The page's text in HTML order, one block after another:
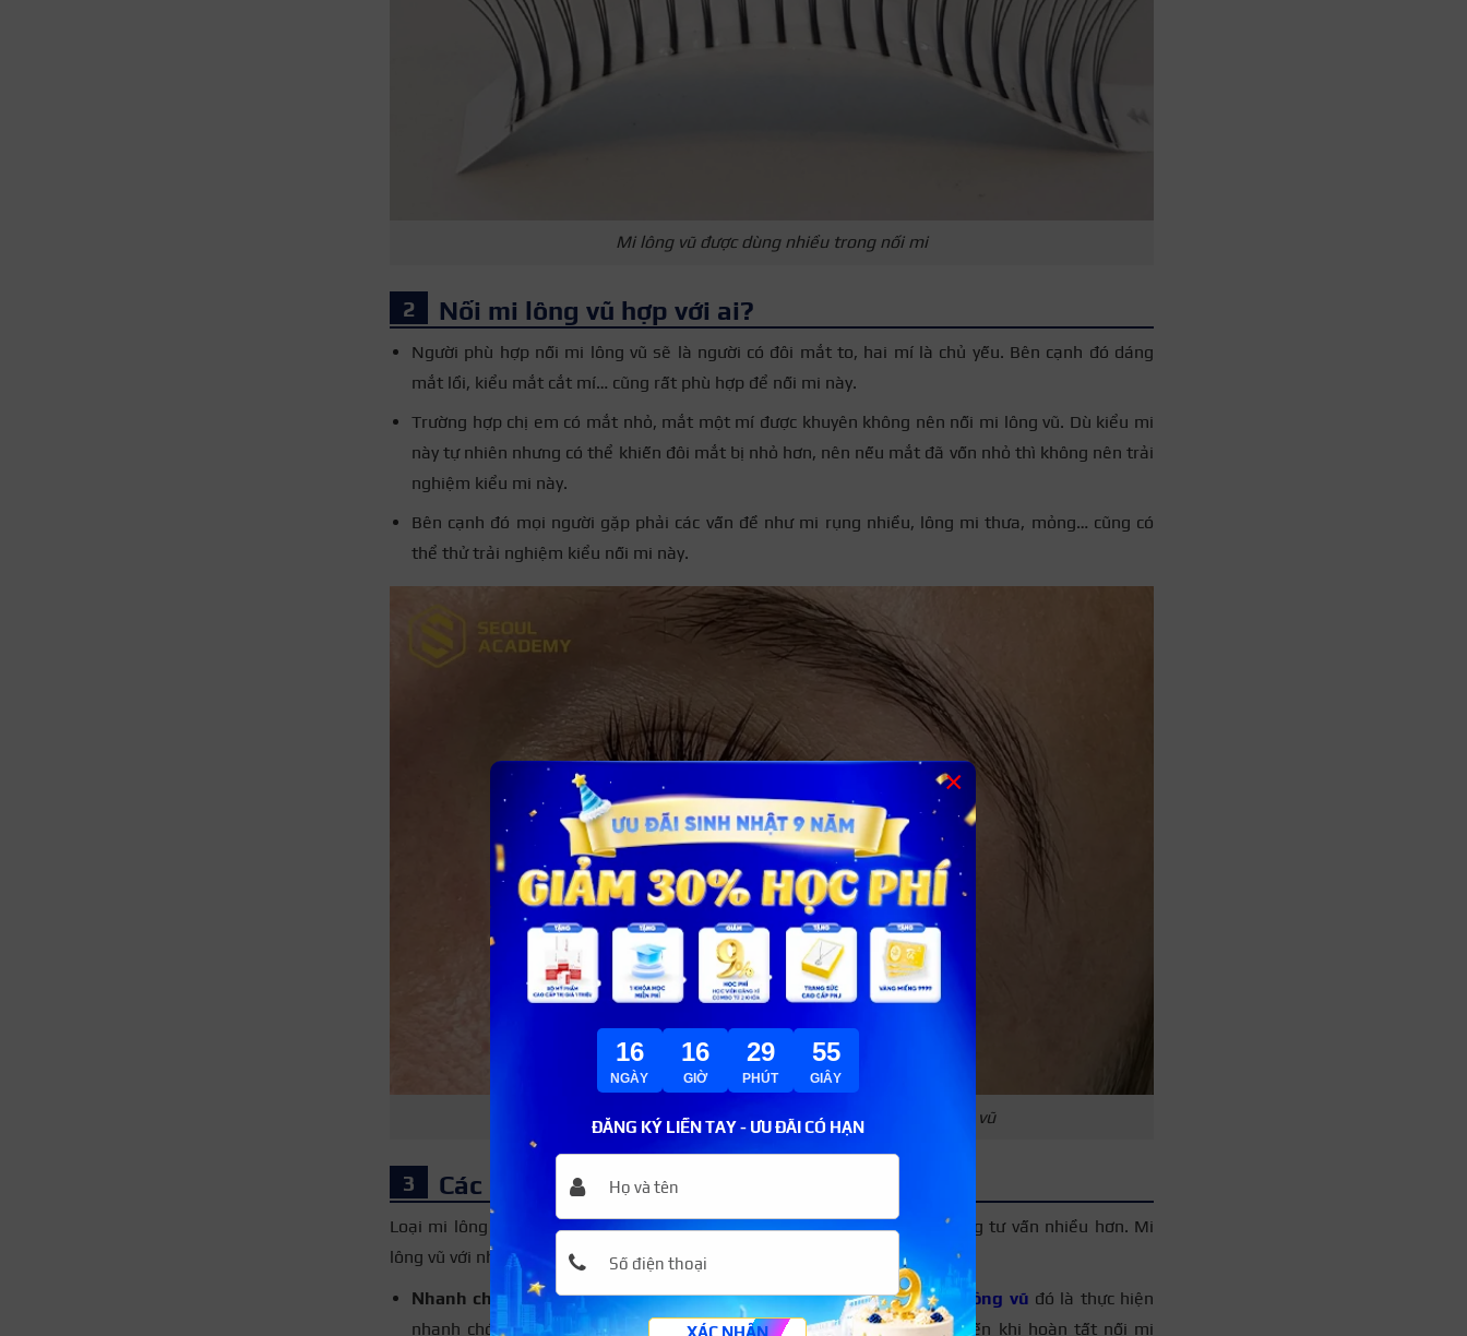
Mi lông vũ được dùng nhiều trong nối mi
Nối mi lông vũ hợp với ai?
Người phù hợp nối mi lông vũ sẽ là người có đôi mắt to, hai mí là chủ yếu. Bên cạnh đó dáng
mắt lồi, kiểu mắt cắt mí… cũng rất phù hợp để nối mi này.
Trường hợp chị em có mắt nhỏ, mắt một mí được khuyên không nên nối mi lông vũ. Dù kiểu mi
này tự nhiên nhưng có thể khiến đôi mắt bị nhỏ hơn, nên nếu mắt đã vốn nhỏ thì không nên trải
nghiệm kiểu mi này.
Bên cạnh đó mọi người gặp phải các vấn đề như mi rụng nhiều, lông mi thưa, mỏng… cũng có
thể thử trải nghiệm kiểu nối mi này.
Những người có mắt to, mắt lồi phù hợp để nối mi lông vũ
Các ưu điểm của nối mi lông vũ
Loại mi lông vũ được nhiều khách hàng ưa chuộng và các tiệm nối mi cũng tư vấn nhiều hơn. Mi
lông vũ với nhiều các ưu điểm vượt trội có thể kể đến như:
Nhanh chóng và an toàn:Ưu điểm nổi bật của phương phápnối mi lông vũ đó là thực hiện
nhanh chóng và tương đối an toàn cho người dùng. Từ khi kiểm tra đến khi hoàn tất nối mi
ĐĂNG KÝ LIỀN TAY - ƯU ĐÃI CÓ HẠN
16
NGÀY
16
GIỜ
29
PHÚT
54
GIÂY
×
XÁC NHẬN